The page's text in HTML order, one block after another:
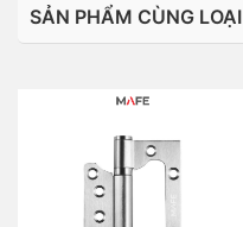
SẢN PHẨM CÙNG LOẠI